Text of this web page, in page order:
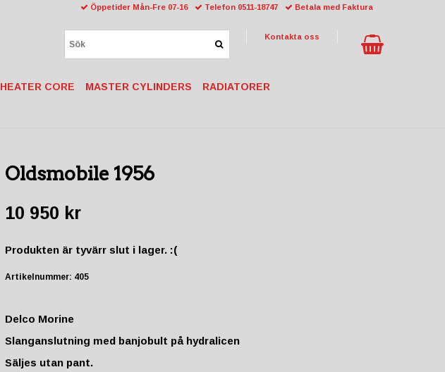
Oldsmobile 1956
10 950 kr
Produkten är tyvärr slut i lager. :(
Artikelnummer: 405
Delco Morine
Slanganslutning med banjobult på hydralicen
Säljes utan pant.
Öppetider Mån-Fre 07-16 Telefon 0511-18747 Betala med Faktura
Kontakta oss
HEATER CORE MASTER CYLINDERS RADIATORER